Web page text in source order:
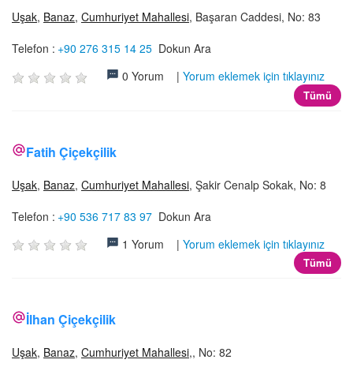
Uşak, Banaz, Cumhuriyet Mahallesi, Başaran Caddesi, No: 83
Telefon : +90 276 315 14 25 Dokun Ara
0 Yorum | Yorum eklemek için tıklayınız
Tümü
Fatih Çiçekçilik
Uşak, Banaz, Cumhuriyet Mahallesi, Şakir Cenalp Sokak, No: 8
Telefon : +90 536 717 83 97 Dokun Ara
1 Yorum | Yorum eklemek için tıklayınız
Tümü
İlhan Çiçekçilik
Uşak, Banaz, Cumhuriyet Mahallesi,, No: 82